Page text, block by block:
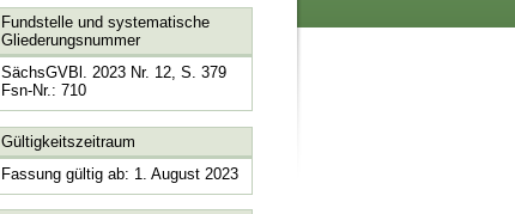
Fundstelle und systematische
Gliederungsnummer
SächsGVBl. 2023 Nr. 12, S. 379
Fsn-Nr.: 710
Gültigkeitszeitraum
Fassung gültig ab: 1. August 2023